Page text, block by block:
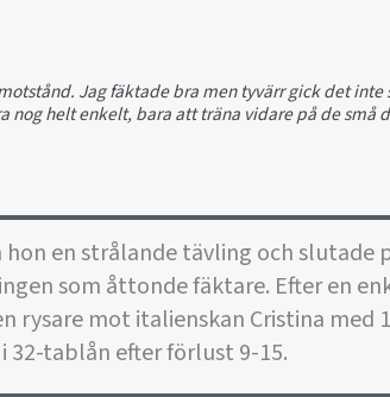
Jag fäktade bra men tyvärr gick det inte
nog helt enkelt, bara att träna vidare på de små
hon en strålande tävling och slutade
som åttonde fäktare. Efter en
rysare mot italienskan Cristina med
32-tablån efter förlust 9-15.